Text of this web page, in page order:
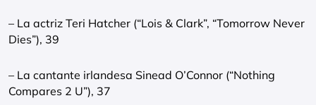
– La actriz Teri Hatcher (“Lois & Clark”, “Tomorrow Never
Dies”), 39
– La cantante irlandesa Sinead O’Connor (“Nothing
Compares 2 U”), 37